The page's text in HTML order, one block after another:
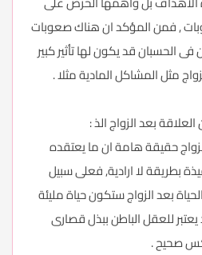
, فمن المؤكد ان هناك صعوبات
فى الحسبان قد يكون لها تأثير كبير
مثل المشاكل المادية مثلا .
حقيقة هامة ان ما يعتقده
بطريقة لا ارادية, فعلى سبيل
بعد الزواج ستكون حياة مليئة
للعقل الباطن ببذل قصارى
صحيح .